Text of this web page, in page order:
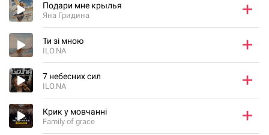
Подари мне крылья
Яна Гридина
Ти зі мною
ILO.NA
7 небесних сил
ILO.NA
Крик у мовчанні
Family of grace